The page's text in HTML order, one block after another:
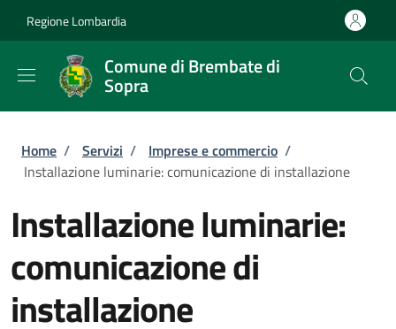
Regione Lombardia
Comune di Brembate di
Sopra
Briciole di pane
Home / Servizi / Imprese e commercio /
Installazione luminarie: comunicazione di installazione
Installazione luminarie:
comunicazione di
installazione